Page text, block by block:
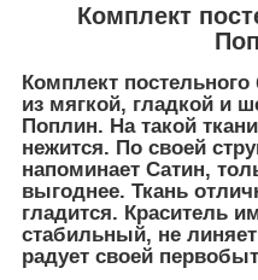
Комплект
Комплект
из мягкой, гладкой и
Поплин. На такой
нежится. По своей
напоминает Сатин,
выгоднее. Ткань
гладится. Краситель
стабильный, не
радует своей